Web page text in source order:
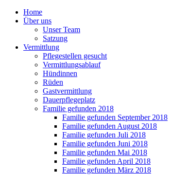
Home
Über uns
Unser Team
Satzung
Vermittlung
Pflegestellen gesucht
Vermittlungsablauf
Hündinnen
Rüden
Gastvermittlung
Dauerpflegeplatz
Familie gefunden 2018
Familie gefunden September 2018
Familie gefunden August 2018
Familie gefunden Juli 2018
Familie gefunden Juni 2018
Familie gefunden Mai 2018
Familie gefunden April 2018
Familie gefunden März 2018